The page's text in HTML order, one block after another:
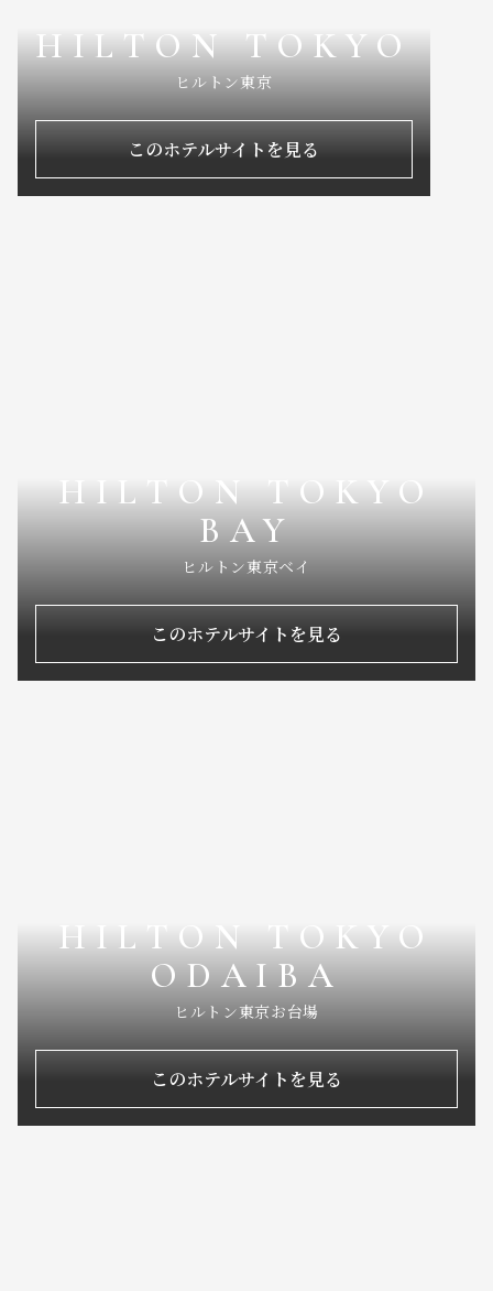
HILTON TOKYO
ヒルトン東京
このホテルサイトを見る
HILTON TOKYO
BAY
ヒルトン東京ベイ
このホテルサイトを見る
HILTON TOKYO
ODAIBA
ヒルトン東京お台場
このホテルサイトを見る